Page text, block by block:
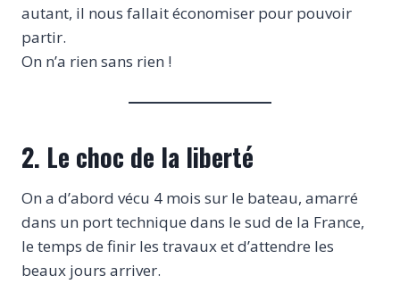
autant, il nous fallait économiser pour pouvoir
partir.
On n’a rien sans rien !
2. Le choc de la liberté
On a d’abord vécu 4 mois sur le bateau, amarré
dans un port technique dans le sud de la France,
le temps de finir les travaux et d’attendre les
beaux jours arriver.